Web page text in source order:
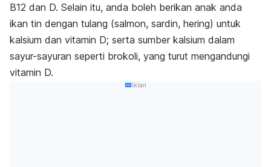
B12 dan D. Selain itu, anda boleh berikan anak anda
ikan tin dengan tulang (salmon, sardin, hering) untuk
kalsium dan vitamin D; serta sumber kalsium dalam
sayur-sayuran seperti brokoli, yang turut mengandungi
vitamin D.
Iklan